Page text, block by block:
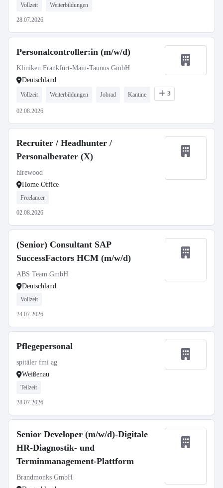
Vollzeit Weiterbildungen
28.07.2026
Personalcontroller:in (m/w/d)
Kliniken Frankfurt-Main-Taunus GmbH
Deutschland
Vollzeit Weiterbildungen Jobrad Kantine 3
02.08.2026
Recruiter / Headhunter /
Personalberater (X)
hirewood
Home Office
Freelancer
02.08.2026
(Senior) Consultant SAP
SuccessFactors HCM (m/w/d)
ABS Team GmbH
Deutschland
Vollzeit
24.07.2026
Pflegepersonal
spitäler fmi ag
Weißenau
Teilzeit
28.07.2026
Senior Developer (m/w/d)-Digitale
HR-Diagnostik- und
Terminmanagement-Plattform
Brandmonks GmbH